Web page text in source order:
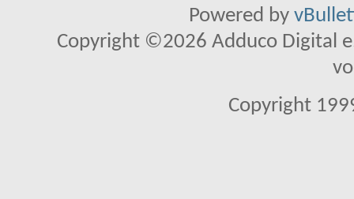
Powered by
Copyright ©2026 Adduco Digital
Copyright